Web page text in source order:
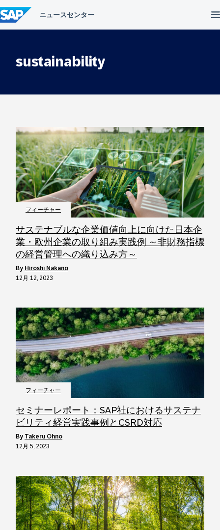
ン
テ
ン
sustainability
フィーチャー
サステナブルな企業価値向上に向けた日本企
業・欧州企業の取り組み実践例 ～非財務指標
の経営管理への織り込み方～
by Hiroshi Nakano
12月 12, 2023
フィーチャー
セミナーレポート：SAP社におけるサステナ
ビリティ経営実践事例とCSRD対応
by Takeru Ohno
12月 5, 2023